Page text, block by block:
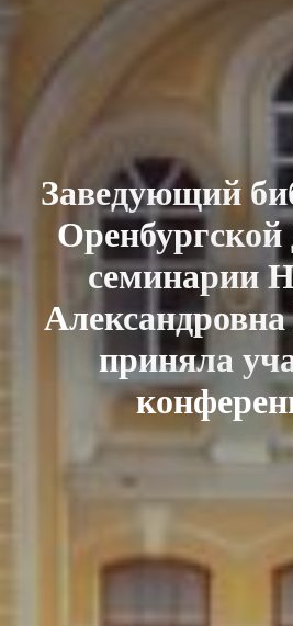
Заведующий
Оренбургской
семинарии
приняла